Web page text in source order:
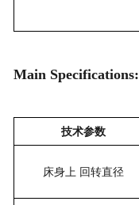
Main Specifications:
技术参数
床身上 回转直径